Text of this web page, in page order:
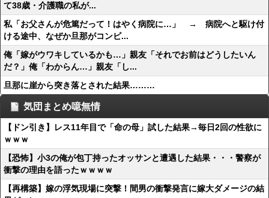
て38歳・介護職の私が...
私「お父さんが危篤だって！はやく病院に…」 → 病院へと駆け付
ける途中、なぜか旦那がコンビ...
俺「嫁がウワキしているかも…」親友「それでお前はどうしたいん
だ？」俺「わからん…」親友「し...
旦那に崖から突き落とされた結果………
気団まとめ噫無情
【ドン引き】レス11年目で「命の母」試した結果→毎日2回の性欲に
ｗｗｗ
【恐怖】小3の俺が包丁持ったオッサンと遭遇した結果・・・警察が
衝撃の理由を語ったｗｗｗｗ
【再構築】嫁の浮気現場に突撃！間男の衝撃発言に嫁大ダメージの結